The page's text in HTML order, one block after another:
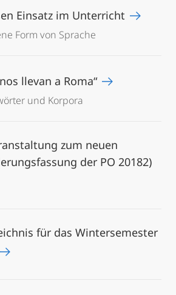
Einsatz im Unterricht
Form von Sprache
llevan a Roma“
und Korpora
zum neuen
der PO 20182)
für das Wintersemester